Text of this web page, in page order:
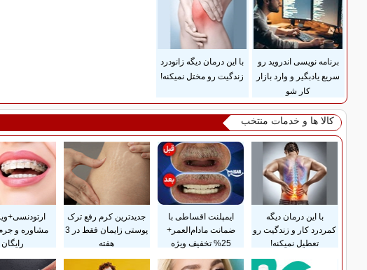
برنامه نویسی اندروید رو
سریع یادبگیر و وارد بازار
کار شو
با این درمان دیگه زانودرد
زندگیت رو مختل نمیکنه!
کالا ها و خدمات منتخب
با این درمان دیگه
کمردرد کار و زندگیت رو
تعطیل نمیکنه!
ایمپلنت اقساطی با
ضمانت مادام‌العمر+
25% تخفیف ویژه
جدیدترین کرم رفع ترک
پوستی زایمان فقط در 3
هفته
مشاوره و
رایگان